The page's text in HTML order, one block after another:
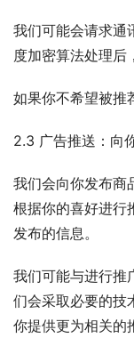
我们可能会请求通
度加密算法处理后
如果你不希望被推
2.3 广告推送：向
我们会向你发布商
根据你的喜好进行
发布的信息。
我们可能与进行推
们会采取必要的技
你提供更为相关的